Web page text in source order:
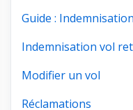
Guide :
Indemnisation vol
Modifier un vol
Réclamations